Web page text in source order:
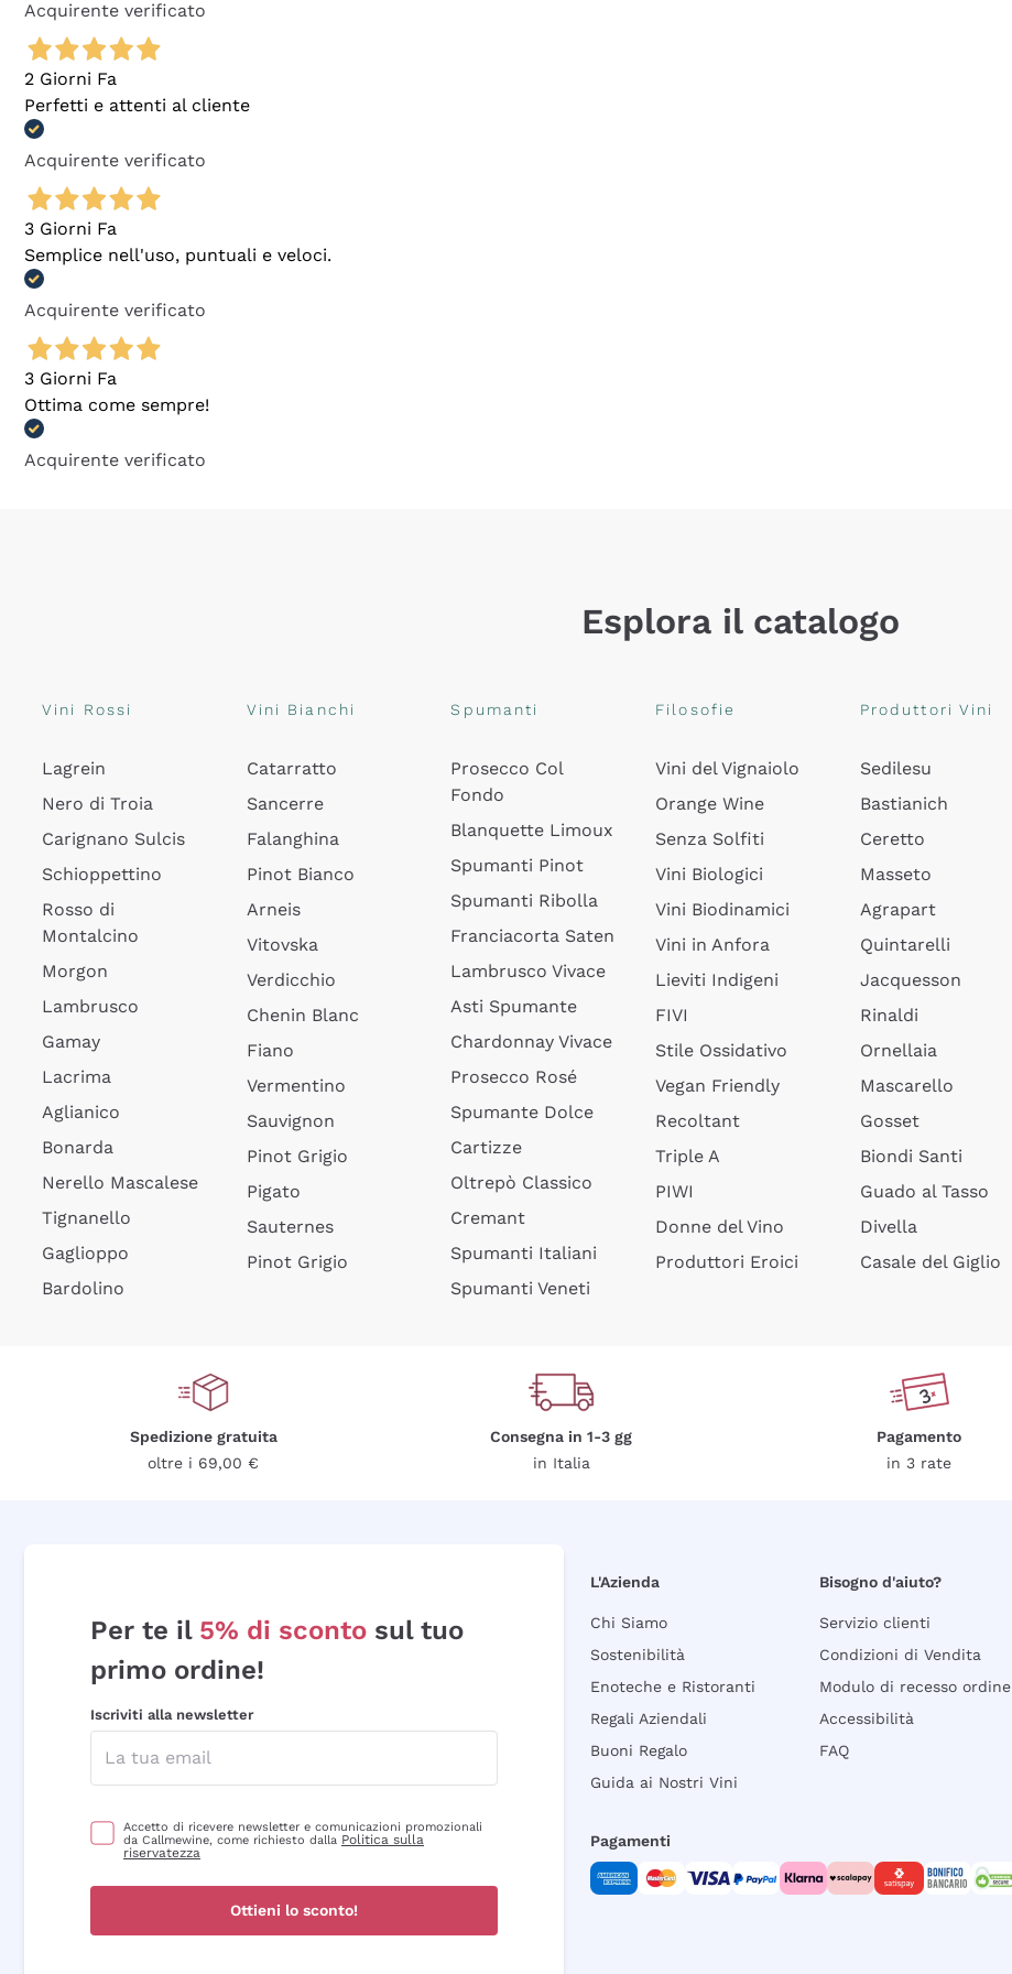
Acquirente verificato
2 Giorni Fa
Perfetti e attenti al cliente
Acquirente verificato
3 Giorni Fa
Semplice nell'uso, puntuali e veloci.
Acquirente verificato
3 Giorni Fa
Ottima come sempre!
Acquirente verificato
Esplora il catalogo
Vini Rossi
Lagrein
Nero di Troia
Carignano Sulcis
Schioppettino
Rosso di
Montalcino
Morgon
Lambrusco
Gamay
Lacrima
Aglianico
Bonarda
Nerello Mascalese
Tignanello
Gaglioppo
Bardolino
Vini Bianchi
Catarratto
Sancerre
Falanghina
Pinot Bianco
Arneis
Vitovska
Verdicchio
Chenin Blanc
Fiano
Vermentino
Sauvignon
Pinot Grigio
Pigato
Sauternes
Pinot Grigio
Spumanti
Prosecco Col
Fondo
Blanquette Limoux
Spumanti Pinot
Spumanti Ribolla
Franciacorta Saten
Lambrusco Vivace
Asti Spumante
Chardonnay Vivace
Prosecco Rosé
Spumante Dolce
Cartizze
Oltrepò Classico
Cremant
Spumanti Italiani
Spumanti Veneti
Filosofie
Vini del Vignaiolo
Orange Wine
Senza Solfiti
Vini Biologici
Vini Biodinamici
Vini in Anfora
Lieviti Indigeni
FIVI
Stile Ossidativo
Vegan Friendly
Recoltant
Triple A
PIWI
Donne del Vino
Produttori Eroici
Produttori Vini
Sedilesu
Bastianich
Ceretto
Masseto
Agrapart
Quintarelli
Jacquesson
Rinaldi
Ornellaia
Mascarello
Gosset
Biondi Santi
Guado al Tasso
Divella
Casale del Giglio
Spedizione gratuita
oltre i 69,00 €
Consegna in 1-3 gg
in Italia
Pagamento
in 3 rate
Per te il 5% di sconto sul tuo
primo ordine!
Iscriviti alla newsletter
Accetto di ricevere newsletter e comunicazioni promozionali
da Callmewine, come richiesto dalla Politica sulla
riservatezza
Ottieni lo sconto!
L'Azienda
Chi Siamo
Sostenibilità
Enoteche e Ristoranti
Regali Aziendali
Buoni Regalo
Guida ai Nostri Vini
Bisogno d'aiuto?
Servizio clienti
Condizioni di Vendita
Modulo di recesso ordine
Accessibilità
FAQ
Pagamenti